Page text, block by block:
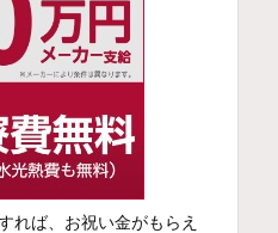
れば、お祝い金がもらえ